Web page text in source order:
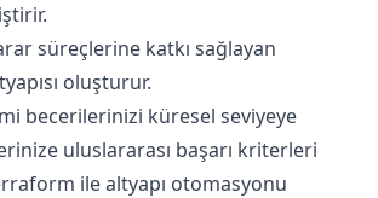
süreçlerine katkı sağlayan
oluşturur.
becerilerinizi küresel seviyeye
uluslararası başarı kriterleri
ile altyapı otomasyonu